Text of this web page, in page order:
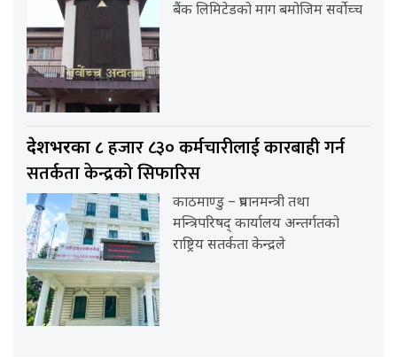
बैंक लिमिटेडको माग बमोजिम सर्वोच्च
देशभरका ८हजार ८३० कर्मचारीलाई कारबाही गर्न
सतर्कता केन्द्रको सिफारिस
काठमाण्डु – प्रधानमन्त्री तथा
मन्त्रिपरिषद् कार्यालय अन्तर्गतको
राष्ट्रिय सतर्कता केन्द्रले